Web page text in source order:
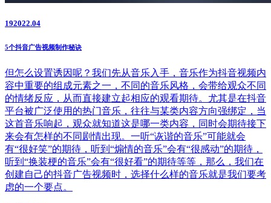
192022.04
5个抖音广告视频制作秘诀
但怎么设置诱因呢？我们先从音乐入手，音乐作为抖音视频内
容中重要的组成元素之一，不同的音乐风格，会带给观众不同
的情绪反应，从而直接建立起相应的观看期待。尤其是在抖音
平台被广泛使用的热门音乐，往往与某类内容方向强绑定，当
这首音乐响起，观众就知道这是哪一类内容，同时会期待接下
来会有怎样的不同剧情出现。一听“诙谐的音乐”可能就会
有“很好笑”的期待，听到“煽情的音乐”会有“很感动”的期待，
听到“换装梗的音乐”会有“很好看”的期待等等，那么，我们在
创建自己的抖音广告视频时，选择什么样的音乐就是我们要考
虑的一个要点。